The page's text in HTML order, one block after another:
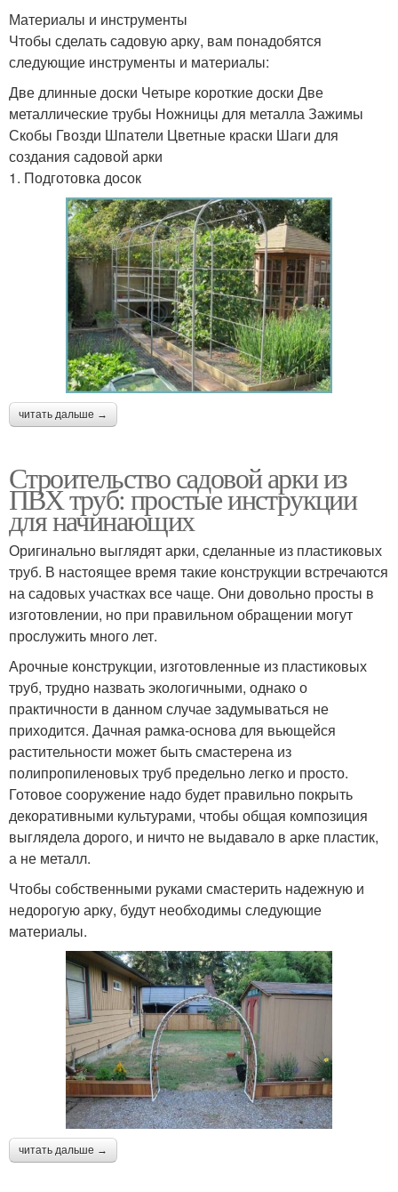
Материалы и инструменты
Чтобы сделать садовую арку, вам понадобятся
следующие инструменты и материалы:
Две длинные доски Четыре короткие доски Две
металлические трубы Ножницы для металла Зажимы
Скобы Гвозди Шпатели Цветные краски Шаги для
создания садовой арки
1. Подготовка досок
читать дальше →
Строительство садовой арки из
ПВХ труб: простые инструкции
для начинающих
Оригинально выглядят арки, сделанные из пластиковых
труб. В настоящее время такие конструкции встречаются
на садовых участках все чаще. Они довольно просты в
изготовлении, но при правильном обращении могут
прослужить много лет.
Арочные конструкции, изготовленные из пластиковых
труб, трудно назвать экологичными, однако о
практичности в данном случае задумываться не
приходится. Дачная рамка-основа для вьющейся
растительности может быть смастерена из
полипропиленовых труб предельно легко и просто.
Готовое сооружение надо будет правильно покрыть
декоративными культурами, чтобы общая композиция
выглядела дорого, и ничто не выдавало в арке пластик,
а не металл.
Чтобы собственными руками смастерить надежную и
недорогую арку, будут необходимы следующие
материалы.
читать дальше →